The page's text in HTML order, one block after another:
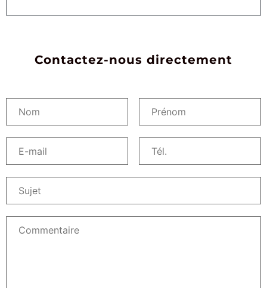
Contactez-nous directement